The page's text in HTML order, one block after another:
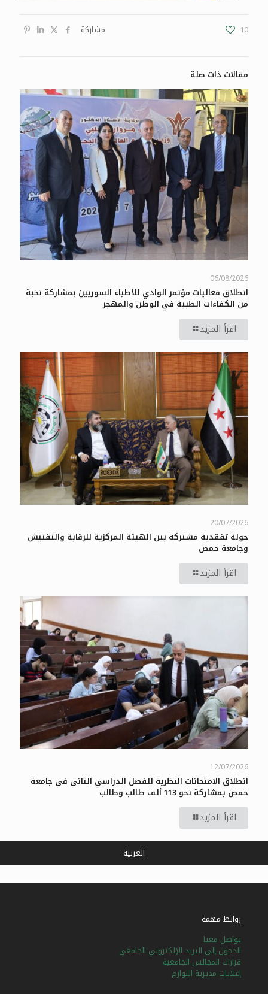
مشاركة 10
مقالات ذات صلة
06/08/2026
انطلاق فعاليات مؤتمر الوادي للأطباء السوريين بمشاركة نخبة
من الكفاءات الطبية في الوطن والمهجر
اقرأ المزيد
20/07/2026
جولة تفقدية مشتركة بين الهيئة المركزية للرقابة والتفتيش
وجامعة حمص
اقرأ المزيد
12/07/2026
انطلاق الامتحانات النظرية للفصل الدراسي الثاني في جامعة
حمص بمشاركة نحو 113 ألف طالب وطالب
اقرأ المزيد
روابط مهمة
تواصل معنا
الدخول إلى البريد الإلكتروني الجامعي
قرارات المجالس الجامعية
إعلانات مديرية اللوازم
العربية